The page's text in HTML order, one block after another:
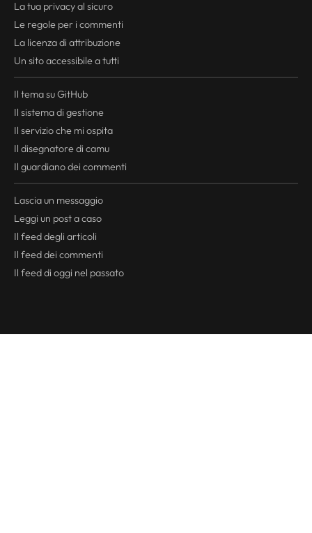
La tua privacyal sicuro
Le regole per i commenti
La licenza di attribuzione
Un sito accessibile a tutti
Il tema su GitHub
Il sistema di gestione
Il servizio che mi ospita
Il disegnatore di camu
Il guardiano dei commenti
Lascia un messaggio
Leggi un post a caso
Il feeddegli articoli
Il feeddei commenti
Il feeddi oggi nel passato